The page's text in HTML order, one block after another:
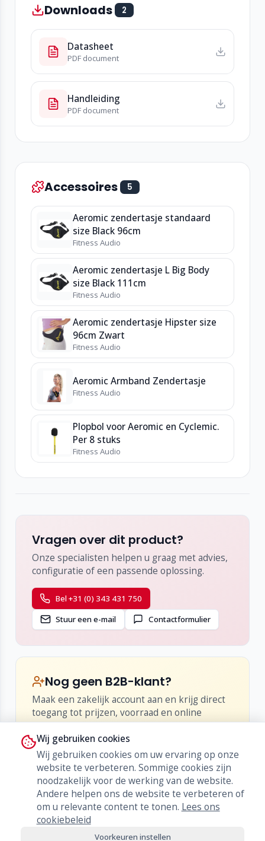
Downloads 2
Datasheet
PDF document
Handleiding
PDF document
Accessoires 5
Aeromic zendertasje standaard
size Black 96cm
Fitness Audio
Aeromic zendertasje L Big Body
size Black 111cm
Fitness Audio
Aeromic zendertasje Hipster size
96cm Zwart
Fitness Audio
Aeromic Armband Zendertasje
Fitness Audio
Plopbol voor Aeromic en Cyclemic.
Per 8 stuks
Fitness Audio
Vragen over dit product?
Onze specialisten helpen u graag met advies,
configuratie of een passende oplossing.
Bel +31 (0) 343 431 750
Stuur een e-mail
Contactformulier
Nog geen B2B-klant?
Maak een zakelijk account aan en krijg direct
toegang tot prijzen, voorraad en online
bestellen.
•Inzicht in netto-prijzen en kortingen
Live voorraad en levertijden
Bestellen, herbestellen en orderhistorie
Word klant
Wij gebruiken cookies
Wij gebruiken cookies om uw ervaring op onze
website te verbeteren. Sommige cookies zijn
noodzakelijk voor de werking van de website.
Andere helpen ons de website te verbeteren of
om u relevante content te tonen. Lees ons
cookiebeleid
Voorkeuren instellen